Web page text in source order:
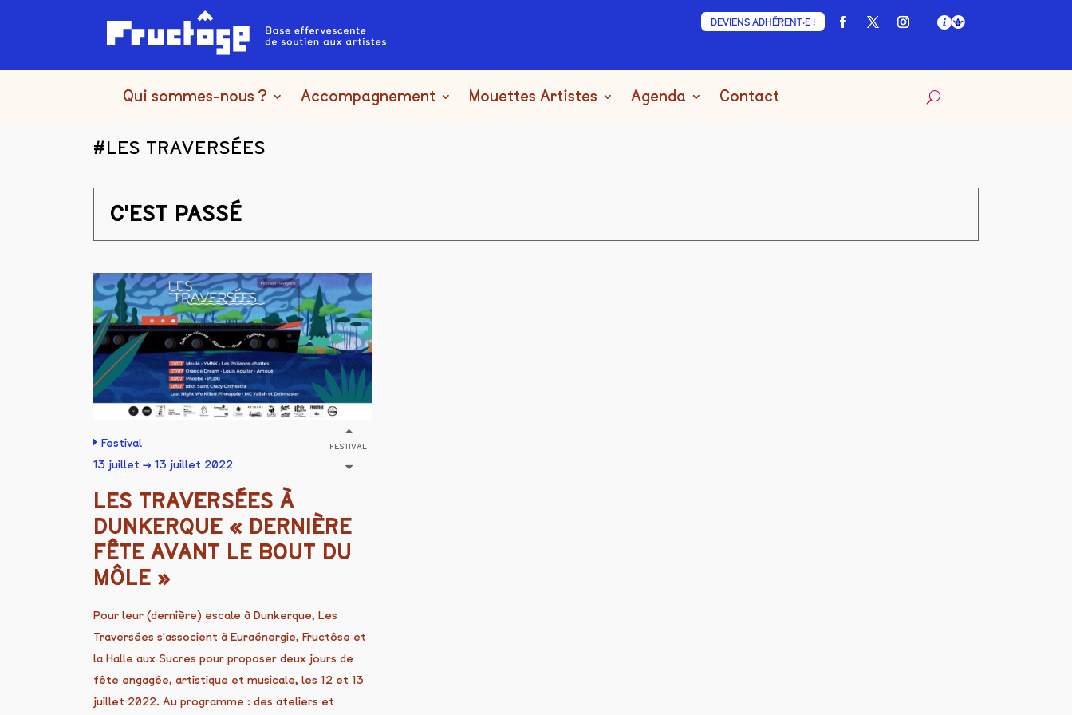
DEVIENS ADHÉRENT·E !
Qui sommes-nous ? Accompagnement Mouettes Artistes Agenda Contact
#LES TRAVERSÉES
C'EST PASSÉ
Festival
13 juillet → 13 juillet 2022
FESTIVAL
LES TRAVERSÉES À
DUNKERQUE « DERNIÈRE
FÊTE AVANT LE BOUT DU
MÔLE »
Pour leur (dernière) escale à Dunkerque, Les
Traversées s'associent à Euraénergie, Fructôse et
la Halle aux Sucres pour proposer deux jours de
fête engagée, artistique et musicale, les 12 et 13
juillet 2022. Au programme : des ateliers et